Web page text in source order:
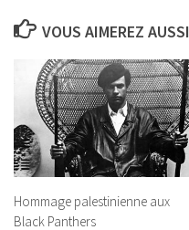
VOUS AIMEREZ
Hommage palestinienne aux
Black Panthers